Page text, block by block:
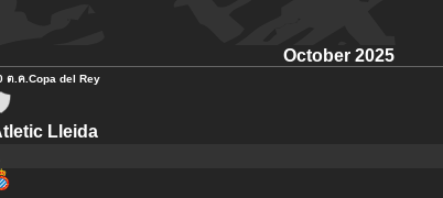
October 2025
ต.ค.Copa del Rey
Lleida